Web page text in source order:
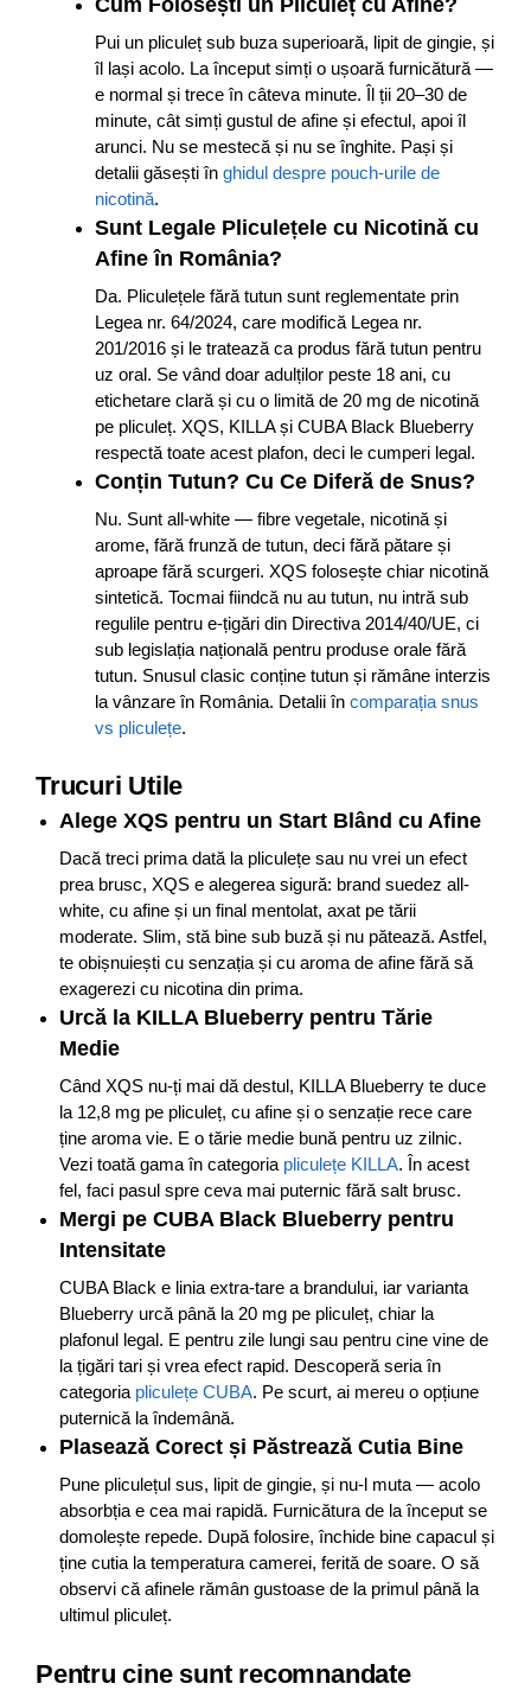
Cum Folosești un Pliculeț cu Afine?
Pui un pliculeț sub buza superioară, lipit de gingie, și
îl lași acolo. La început simți o ușoară furnicătură —
e normal și trece în câteva minute. Îl ții 20–30 de
minute, cât simți gustul de afine și efectul, apoi îl
arunci. Nu se mestecă și nu se înghite. Pași și
detalii găsești în ghidul despre pouch-urile de
nicotină.
Sunt Legale Pliculețele cu Nicotină cu
Afine în România?
Da. Pliculețele fără tutun sunt reglementate prin
Legea nr. 64/2024, care modifică Legea nr.
201/2016 și le tratează ca produs fără tutun pentru
uz oral. Se vând doar adulților peste 18 ani, cu
etichetare clară și cu o limită de 20 mg de nicotină
pe pliculeț. XQS, KILLA și CUBA Black Blueberry
respectă toate acest plafon, deci le cumperi legal.
Conțin Tutun? Cu Ce Diferă de Snus?
Nu. Sunt all-white — fibre vegetale, nicotină și
arome, fără frunză de tutun, deci fără pătare și
aproape fără scurgeri. XQS folosește chiar nicotină
sintetică. Tocmai fiindcă nu au tutun, nu intră sub
regulile pentru e-țigări din Directiva 2014/40/UE, ci
sub legislația națională pentru produse orale fără
tutun. Snusul clasic conține tutun și rămâne interzis
la vânzare în România. Detalii în comparația snus
vs pliculețe.
Trucuri Utile
Alege XQS pentru un Start Blând cu Afine
Dacă treci prima dată la pliculețe sau nu vrei un efect
prea brusc, XQS e alegerea sigură: brand suedez all-
white, cu afine și un final mentolat, axat pe tării
moderate. Slim, stă bine sub buză și nu pătează. Astfel,
te obișnuiești cu senzația și cu aroma de afine fără să
exagerezi cu nicotina din prima.
Urcă la KILLA Blueberry pentru Tărie
Medie
Când XQS nu-ți mai dă destul, KILLA Blueberry te duce
la 12,8 mg pe pliculeț, cu afine și o senzație rece care
ține aroma vie. E o tărie medie bună pentru uz zilnic.
Vezi toată gama în categoria pliculețe KILLA. În acest
fel, faci pasul spre ceva mai puternic fără salt brusc.
Mergi pe CUBA Black Blueberry pentru
Intensitate
CUBA Black e linia extra-tare a brandului, iar varianta
Blueberry urcă până la 20 mg pe pliculeț, chiar la
plafonul legal. E pentru zile lungi sau pentru cine vine de
la țigări tari și vrea efect rapid. Descoperă seria în
categoria pliculețe CUBA. Pe scurt, ai mereu o opțiune
puternică la îndemână.
Plasează Corect și Păstrează Cutia Bine
Pune pliculețul sus, lipit de gingie, și nu-l muta — acolo
absorbția e cea mai rapidă. Furnicătura de la început se
domolește repede. După folosire, închide bine capacul și
ține cutia la temperatura camerei, ferită de soare. O să
observi că afinele rămân gustoase de la primul până la
ultimul pliculeț.
Pentru cine sunt recomnandate